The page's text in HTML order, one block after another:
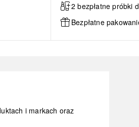
2 bezpłatne próbki
Bezpłatne
i markach oraz